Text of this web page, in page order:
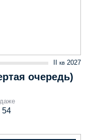
II кв 2027
очередь)
54